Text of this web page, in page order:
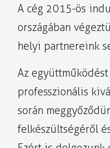
A cég 2015-ös
országában
helyi partnereink
Az
professzionális
során
felkészültségéről